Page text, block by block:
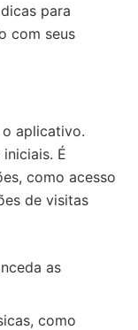
para
com seus
aplicativo.
É
como acesso
de visitas
as
como